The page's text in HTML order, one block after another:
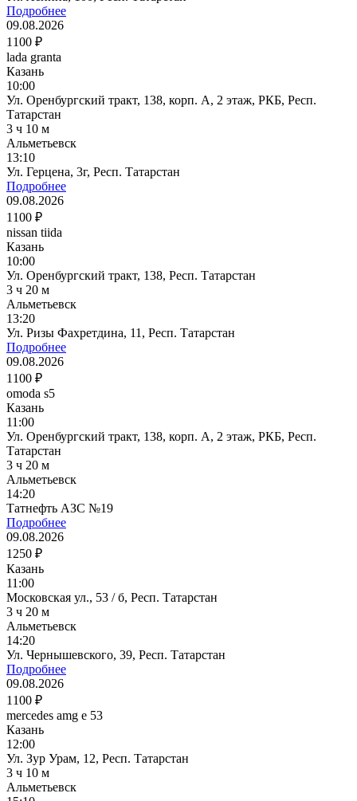
Подробнее
09.08.2026
1100 ₽
lada granta
Казань
10:00
Ул. Оренбургский тракт, 138, корп. А, 2 этаж, РКБ, Респ.
Татарстан
3 ч 10 м
Альметьевск
13:10
Ул. Герцена, 3г, Респ. Татарстан
Подробнее
09.08.2026
1100 ₽
nissan tiida
Казань
10:00
Ул. Оренбургский тракт, 138, Респ. Татарстан
3 ч 20 м
Альметьевск
13:20
Ул. Ризы Фахретдина, 11, Респ. Татарстан
Подробнее
09.08.2026
1100 ₽
omoda s5
Казань
11:00
Ул. Оренбургский тракт, 138, корп. А, 2 этаж, РКБ, Респ.
Татарстан
3 ч 20 м
Альметьевск
14:20
Татнефть АЗС №19
Подробнее
09.08.2026
1250 ₽
Казань
11:00
Московская ул., 53 / б, Респ. Татарстан
3 ч 20 м
Альметьевск
14:20
Ул. Чернышевского, 39, Респ. Татарстан
Подробнее
09.08.2026
1100 ₽
mercedes amg e 53
Казань
12:00
Ул. Зур Урам, 12, Респ. Татарстан
3 ч 10 м
Альметьевск